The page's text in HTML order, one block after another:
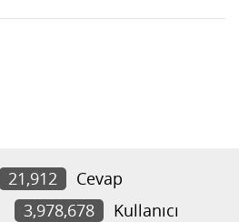
21,912
Cevap
3,978,678 Kullanıcı